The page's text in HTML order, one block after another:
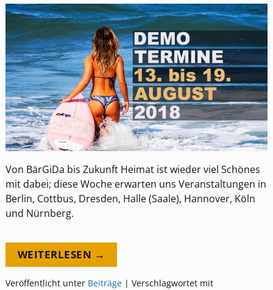
Von BärGiDa bis Zukunft Heimat ist wieder viel Schönes
mit dabei; diese Woche erwarten uns Veranstaltungen in
Berlin, Cottbus, Dresden, Halle (Saale), Hannover, Köln
und Nürnberg.
WEITERLESEN →
Veröffentlicht unter Beiträge| Verschlagwortet mit